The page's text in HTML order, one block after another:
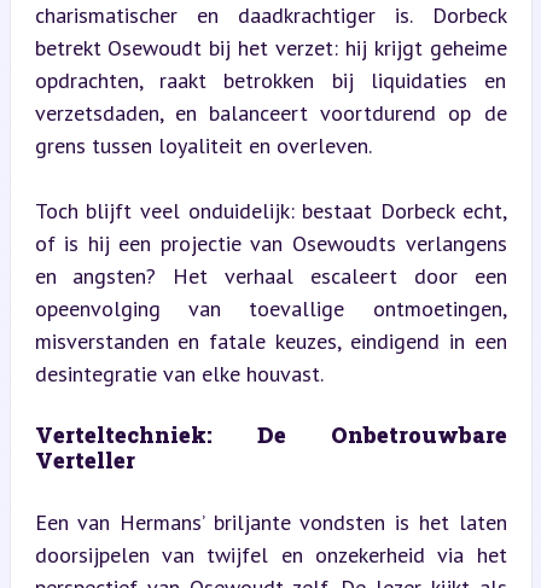
charismatischer en daadkrachtiger is. Dorbeck
betrekt Osewoudt bij het verzet: hij krijgt geheime
opdrachten, raakt betrokken bij liquidaties en
verzetsdaden, en balanceert voortdurend op de
grens tussen loyaliteit en overleven.
Toch blijft veel onduidelijk: bestaat Dorbeck echt,
of is hij een projectie van Osewoudts verlangens
en angsten? Het verhaal escaleert door een
opeenvolging van toevallige ontmoetingen,
misverstanden en fatale keuzes, eindigend in een
desintegratie van elke houvast.
Verteltechniek: De Onbetrouwbare
Verteller
Een van Hermans’ briljante vondsten is het laten
doorsijpelen van twijfel en onzekerheid via het